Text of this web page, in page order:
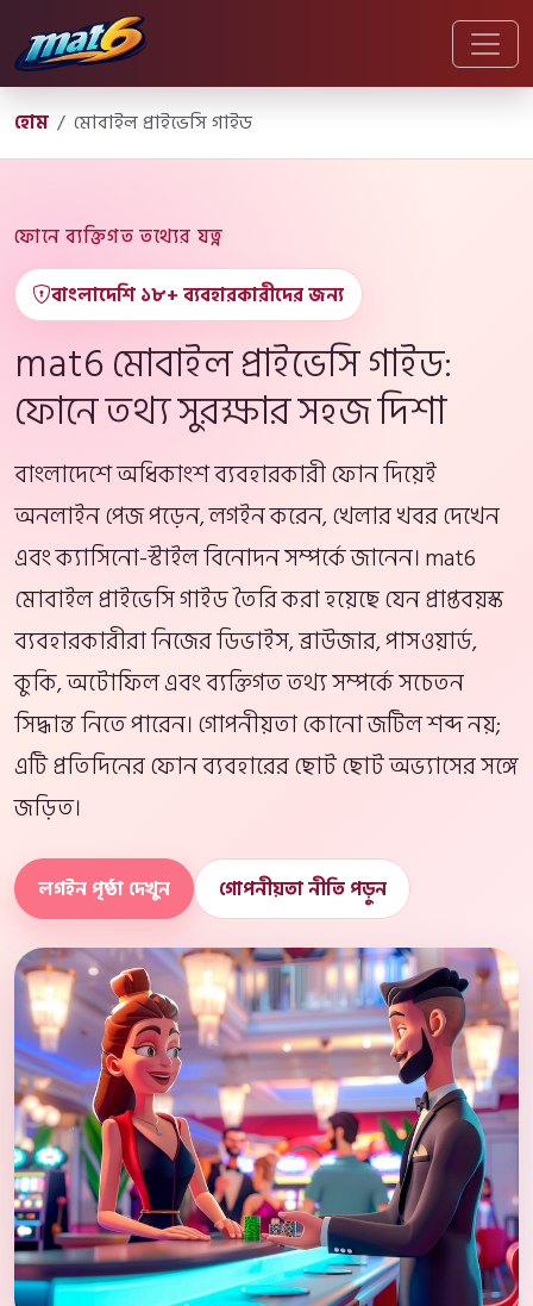
হোম মোবাইল প্রাইভেসি গাইড
ফোনে ব্যক্তিগত তথ্যের যত্ন
বাংলাদেশি ১৮+ ব্যবহারকারীদের জন্য
mat6 মোবাইল প্রাইভেসি গাইড:
ফোনে তথ্য সুরক্ষার সহজ দিশা
বাংলাদেশে অধিকাংশ ব্যবহারকারী ফোন দিয়েই
অনলাইন পেজ পড়েন, লগইন করেন, খেলার খবর দেখেন
এবং ক্যাসিনো-স্টাইল বিনোদন সম্পর্কে জানেন। mat6
মোবাইল প্রাইভেসি গাইড তৈরি করা হয়েছে যেন প্রাপ্তবয়স্ক
ব্যবহারকারীরা নিজের ডিভাইস, ব্রাউজার, পাসওয়ার্ড,
কুকি, অটোফিল এবং ব্যক্তিগত তথ্য সম্পর্কে সচেতন
সিদ্ধান্ত নিতে পারেন। গোপনীয়তা কোনো জটিল শব্দ নয়;
এটি প্রতিদিনের ফোন ব্যবহারের ছোট ছোট অভ্যাসের সঙ্গে
জড়িত।
লগইন পৃষ্ঠা দেখুন গোপনীয়তা নীতি পড়ুন